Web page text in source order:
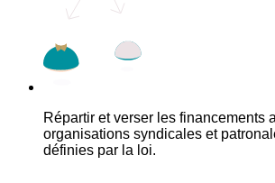
Répartir et verser les financements
organisations syndicales et
définies par la loi.